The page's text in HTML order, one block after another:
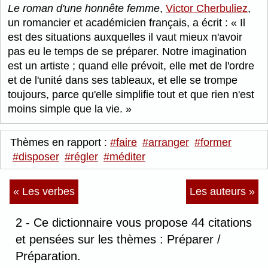
Le roman d'une honnête femme, Victor Cherbuliez,
un romancier et académicien français, a écrit :
Il
est des situations auxquelles il vaut mieux n'avoir
pas eu le temps de se préparer. Notre imagination
est un artiste ; quand elle prévoit, elle met de l'ordre
et de l'unité dans ses tableaux, et elle se trompe
toujours, parce qu'elle simplifie tout et que rien n'est
moins simple que la vie.
Thèmes en rapport : #faire #arranger #former
#disposer #régler #méditer
« Les verbes Les auteurs »
2 - Ce dictionnaire vous propose 44 citations
et pensées sur les thèmes : Préparer /
Préparation.